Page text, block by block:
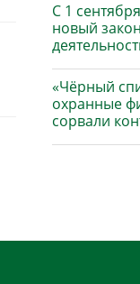
С 1
новый
«Чёрный
охранные
сорвали